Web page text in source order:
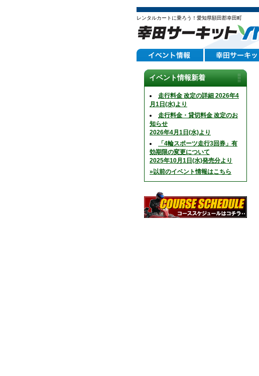
レンタルカートに乗ろう！愛知県額田郡幸田町
イベント情報新着
走行料金 改定の詳細 2026年4
月1日(水)より
走行料金・貸切料金 改定のお
知らせ
2026年4月1日(水)より
「4輪スポーツ走行3回券」有
効期限の変更について
2025年10月1日(水)発売分より
»以前のイベント情報はこちら